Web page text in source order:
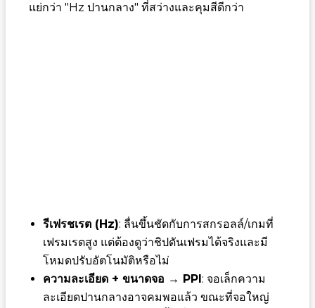
แย่กว่า "Hz ปานกลาง" ที่สว่างและคุมสีดีกว่า
รีเฟรชเรต (Hz): ลื่นขึ้นชัดกับการสกรอลล์/เกมที่
เฟรมเรตสูง แต่ต้องดูว่าชิปดันเฟรมได้จริงและมี
โหมดปรับอัตโนมัติหรือไม่
ความละเอียด + ขนาดจอ → PPI: จอเล็กความ
ละเอียดปานกลางอาจคมพอแล้ว ขณะที่จอใหญ่